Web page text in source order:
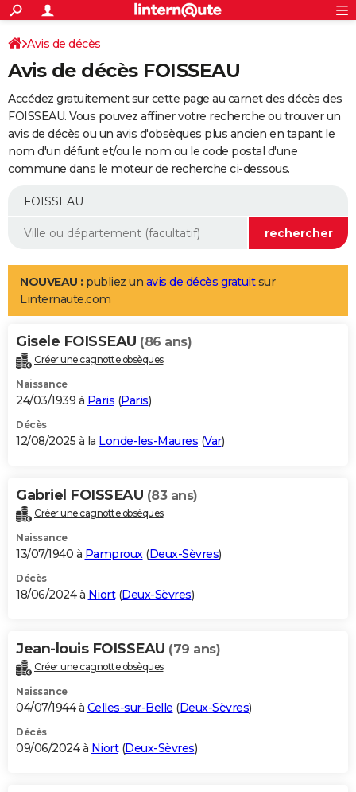
ACTUALITÉS
Politique
Société
Faits Divers
Education
Monde
Villes
+
SPORT
Coupe du monde 2026
Football
Tennis
Cyclisme
Rugby
Forum
Programme TV
TNT
Streaming
Cinéma
Sorties cinéma
Musique
+
FINANCE
Retraite
Epargne
Immobilier
Risques naturels par ville
Banque
Assurance
AUTO
Essais
Réserver un essai
Citadines
Berlines
SUV
Forum auto
+
Mobiles
Meilleur smartphone
Internet
Ordinateurs
Jeux vidéo
Guide high-tech
Aménagement intérieur
LIFESTYLE
Art de vivre
Bien-être
Loisirs
Mode
Modes de vie
Alimentation
Guide de la santé
Maladies
Médicaments
Sommeil
VOYAGE
Destinations
City break
Voyage nature
Voyage de noces
Forum
Climat
+PHOTO
GUIDES D'ACHAT
BONS PLANS
Carte de Noël
Carte Bonne année
Carte Saint-Valentin
Carte Pâques
Carte d'anniversaire
DICTIONNAIRE
Dictionnaire
Biographies
Citations
Expressions
Proverbes
PROGRAMME TV
S'inscrire
Se connecter
Lycées
Collèges
Primaires
Universités
Entreprises
Service militaire
Avis de recherche
AVIS DE DÉCÈS
Bricolage
Lifestyle
Culture
Sport
Auto
Television
Voyage
Cinema
Avis de décès
Avis de décès FOISSEAU
Accédez gratuitement sur cette page au carnet des décès des
FOISSEAU. Vous pouvez affiner votre recherche ou trouver un
avis de décès ou un avis d'obsèques plus ancien en tapant le
nom d'un défunt et/ou le nom ou le code postal d'une
commune dans le moteur de recherche ci-dessous.
NOUVEAU : publiez un avis de décès gratuitsur
Linternaute.com
Gisele FOISSEAU (86 ans)
Créer une cagnotte obsèques
Naissance
24/03/1939 à Paris (Paris)
Décès
12/08/2025 à la Londe-les-Maures (Var)
Gabriel FOISSEAU (83 ans)
Créer une cagnotte obsèques
Naissance
13/07/1940 à Pamproux(Deux-Sèvres)
Décès
18/06/2024 à Niort(Deux-Sèvres)
Jean-louis FOISSEAU (79 ans)
Créer une cagnotte obsèques
Naissance
04/07/1944 à Celles-sur-Belle (Deux-Sèvres)
Décès
09/06/2024 à Niort(Deux-Sèvres)